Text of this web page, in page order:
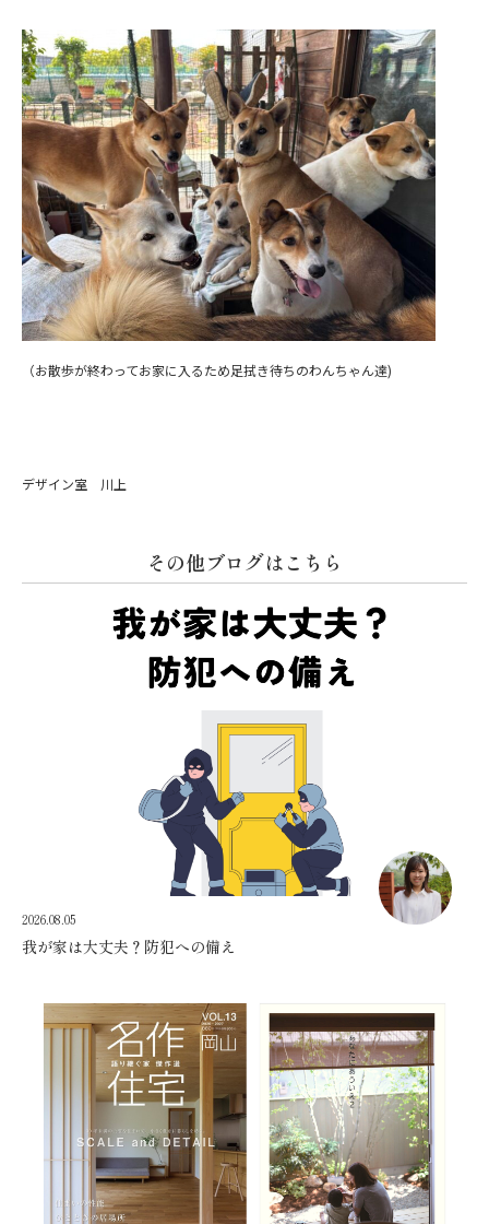
（お散歩が終わってお家に入るため足拭き待ちのわんちゃん達)
デザイン室 川上
その他ブログはこちら
2026.08.05
我が家は大丈夫？防犯への備え